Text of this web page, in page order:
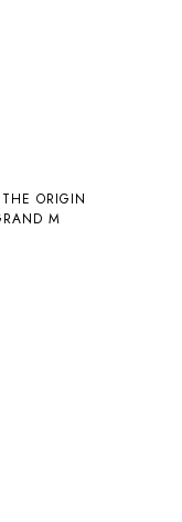
ORIGIN
M